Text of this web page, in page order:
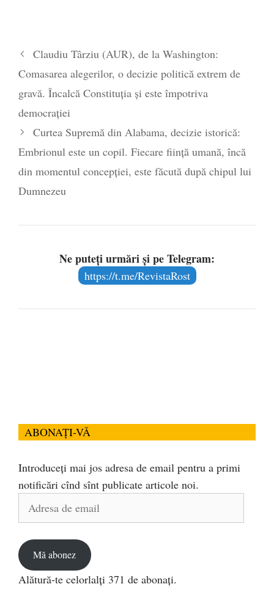
Claudiu Târziu (AUR), de la Washington:
Comasarea alegerilor, o decizie politică extrem de
gravă. Încalcă Constituția și este împotriva
democrației
Curtea Supremă din Alabama, decizie istorică:
Embrionul este un copil. Fiecare fiinţă umană, încă
din momentul concepţiei, este făcută după chipul lui
Dumnezeu
Ne puteți urmări și pe Telegram:
https://t.me/RevistaRost
ABONAȚI-VĂ
Introduceți mai jos adresa de email pentru a primi
notificări cînd sînt publicate articole noi.
Mă abonez
Alătură-te celorlalți 371 de abonați.